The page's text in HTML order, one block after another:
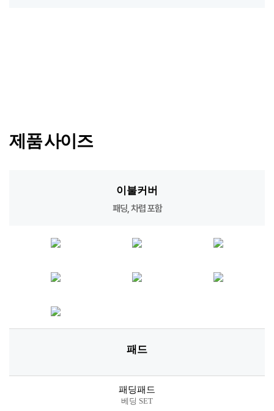
제품 사이즈
이불커버
패딩, 차렵 포함
패드
패딩패드
베딩 SET